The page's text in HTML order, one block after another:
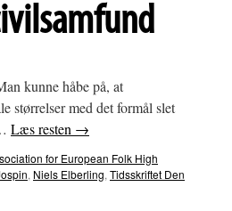
kunne håbe på, at
størrelser med det formål slet
Læs resten →
for European Folk High
, Niels Elberling, Tidsskriftet Den